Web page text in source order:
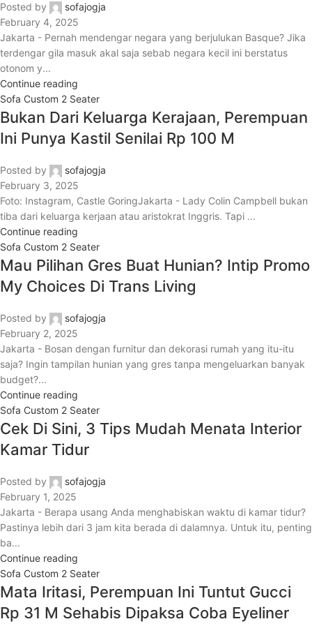
Posted by
sofajogja
February 4, 2025
Jakarta - Pernah mendengar negara yang berjulukan Basque? Jika
terdengar gila masuk akal saja sebab negara kecil ini berstatus
otonom y...
Continue reading
Sofa Custom 2 Seater
Bukan Dari Keluarga Kerajaan, Perempuan
Ini Punya Kastil Senilai Rp 100 M
Posted by
sofajogja
February 3, 2025
Foto: Instagram, Castle GoringJakarta - Lady Colin Campbell bukan
tiba dari keluarga kerjaan atau aristokrat Inggris. Tapi ...
Continue reading
Sofa Custom 2 Seater
Mau Pilihan Gres Buat Hunian? Intip Promo
My Choices Di Trans Living
Posted by
sofajogja
February 2, 2025
Jakarta - Bosan dengan furnitur dan dekorasi rumah yang itu-itu
saja? Ingin tampilan hunian yang gres tanpa mengeluarkan banyak
budget?...
Continue reading
Sofa Custom 2 Seater
Cek Di Sini, 3 Tips Mudah Menata Interior
Kamar Tidur
Posted by
sofajogja
February 1, 2025
Jakarta - Berapa usang Anda menghabiskan waktu di kamar tidur?
Pastinya lebih dari 3 jam kita berada di dalamnya. Untuk itu, penting
ba...
Continue reading
Sofa Custom 2 Seater
Mata Iritasi, Perempuan Ini Tuntut Gucci
Rp 31 M Sehabis Dipaksa Coba Eyeliner